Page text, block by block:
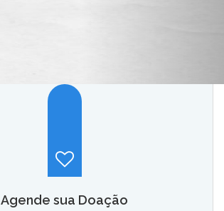
Agende sua Doação